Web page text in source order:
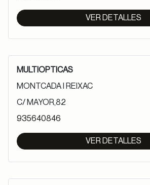
VER DETALLES
MULTIOPTICAS
MONTCADA I REIXAC
C/ MAYOR,82
935640846
VER DETALLES